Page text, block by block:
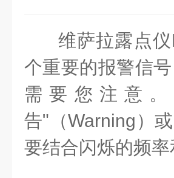
维萨拉露点
个重要的报警信
需要您注意
告"（Warning）
要结合闪烁的频